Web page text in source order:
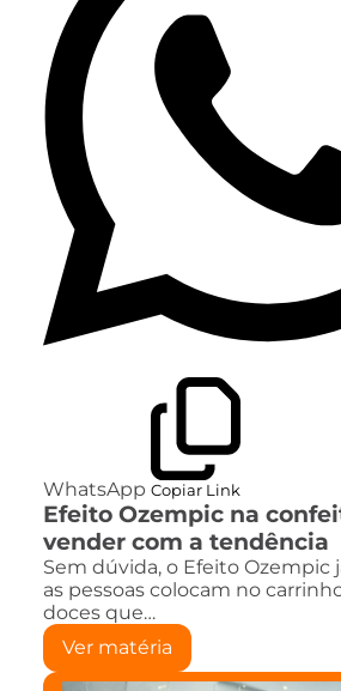
WhatsApp Copiar Link
Efeito Ozempic na
vender com a tendência
Sem dúvida, o Efeito Ozempic
as pessoas colocam no
doces que…
Ver matéria